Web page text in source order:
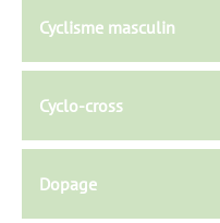
Cyclisme masculin
Cyclo-cross
Dopage